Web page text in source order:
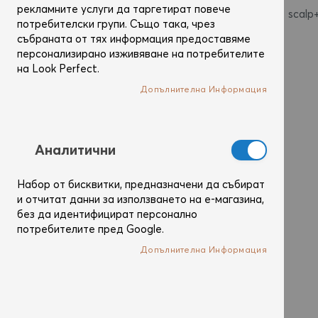
рекламните услуги да таргетират повече
потребителски групи. Също така, чрез
събраната от тях информация предоставяме
персонализирано изживяване на потребителите
на Look Perfect.
Допълнителна Информация
Аналитични
Набор от бисквитки, предназначени да събират
и отчитат данни за използването на е-магазина,
без да идентифицират персонално
потребителите пред Google.
Допълнителна Информация